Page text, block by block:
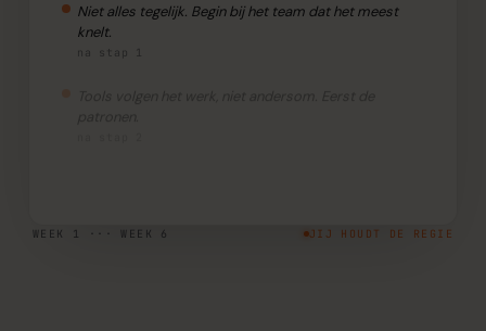
Niet alles tegelijk. Begin bij het team dat het meest
knelt.
na stap 1
WEEK 1 ··· WEEK 6 JIJ HOUDT DE REGIE